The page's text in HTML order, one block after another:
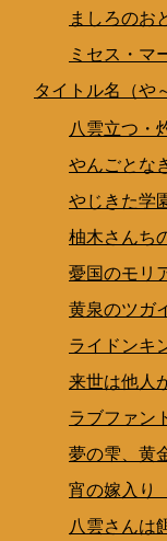
ましろのお
ミセス・マ
タイトル名（や
八雲立つ・
やんごとな
やじきた学
柚木さんち
憂国のモリ
黄泉のツガ
ライドンキ
来世は他人
ラブファン
夢の雫、黄
宵の嫁入り
八雲さんは